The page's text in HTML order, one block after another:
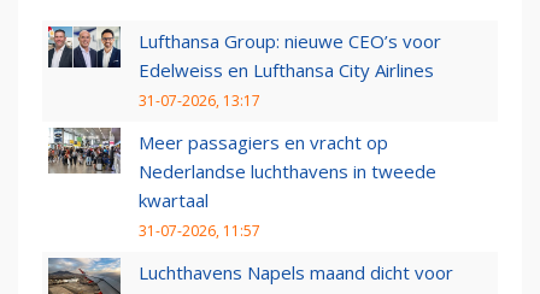
Lufthansa Group: nieuwe CEO’s voor
Edelweiss en Lufthansa City Airlines
31-07-2026, 13:17
Meer passagiers en vracht op
Nederlandse luchthavens in tweede
kwartaal
31-07-2026, 11:57
Luchthavens Napels maand dicht voor